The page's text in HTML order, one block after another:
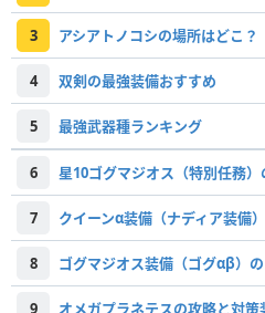
3 アシアトノコシの場所はどこ？
4 双剣の最強装備おすすめ
5 最強武器種ランキング
6 星10ゴグマジオス（特別任務
7 クイーンα装備（ナディア装備
8 ゴグマジオス装備（ゴグαβ）
9 オメガプラネテスの攻略と対策